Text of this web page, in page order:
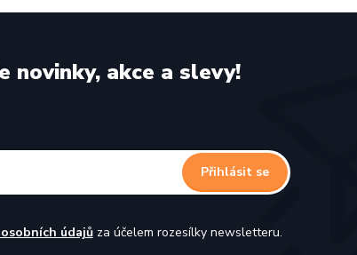
novinky, akce a slevy!
Přihlásit se
údajůza účelem rozesílky newsletteru.